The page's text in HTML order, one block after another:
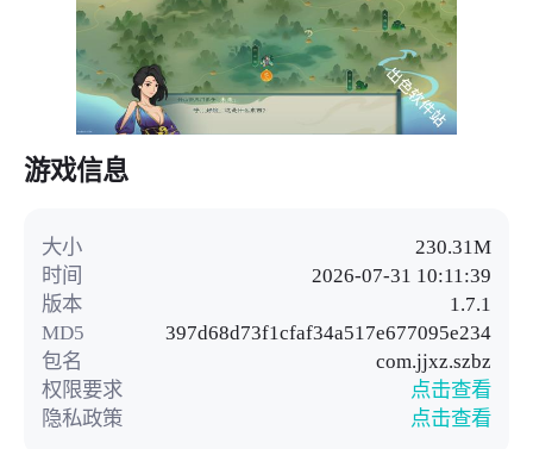
游戏信息
大小
230.31M
时间
2026-07-31 10:11:39
版本
1.7.1
MD5
397d68d73f1cfaf34a517e677095e234
包名
com.jjxz.szbz
权限要求
点击查看
隐私政策
点击查看